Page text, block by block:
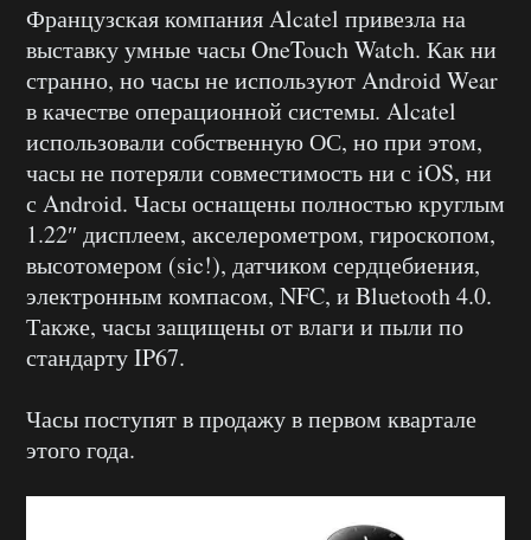
Французская компания Alcatel привезла на
выставку умные часы OneTouch Watch. Как ни
странно, но часы не используют Android Wear
в качестве операционной системы. Alcatel
использовали собственную ОС, но при этом,
часы не потеряли совместимость ни с iOS, ни
с Android. Часы оснащены полностью круглым
1.22″ дисплеем, акселерометром, гироскопом,
высотомером (sic!), датчиком сердцебиения,
электронным компасом, NFC, и Bluetooth 4.0.
Также, часы защищены от влаги и пыли по
стандарту IP67.
Часы поступят в продажу в первом квартале
этого года.